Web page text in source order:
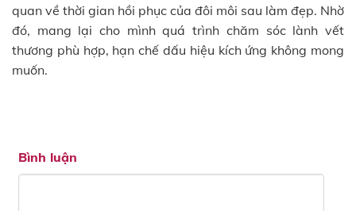
quan về thời gian hồi phục của đôi môi sau làm đẹp. Nhờ
đó, mang lại cho mình quá trình chăm sóc lành vết
thương phù hợp, hạn chế dấu hiệu kích ứng không mong
muốn.
Bình luận